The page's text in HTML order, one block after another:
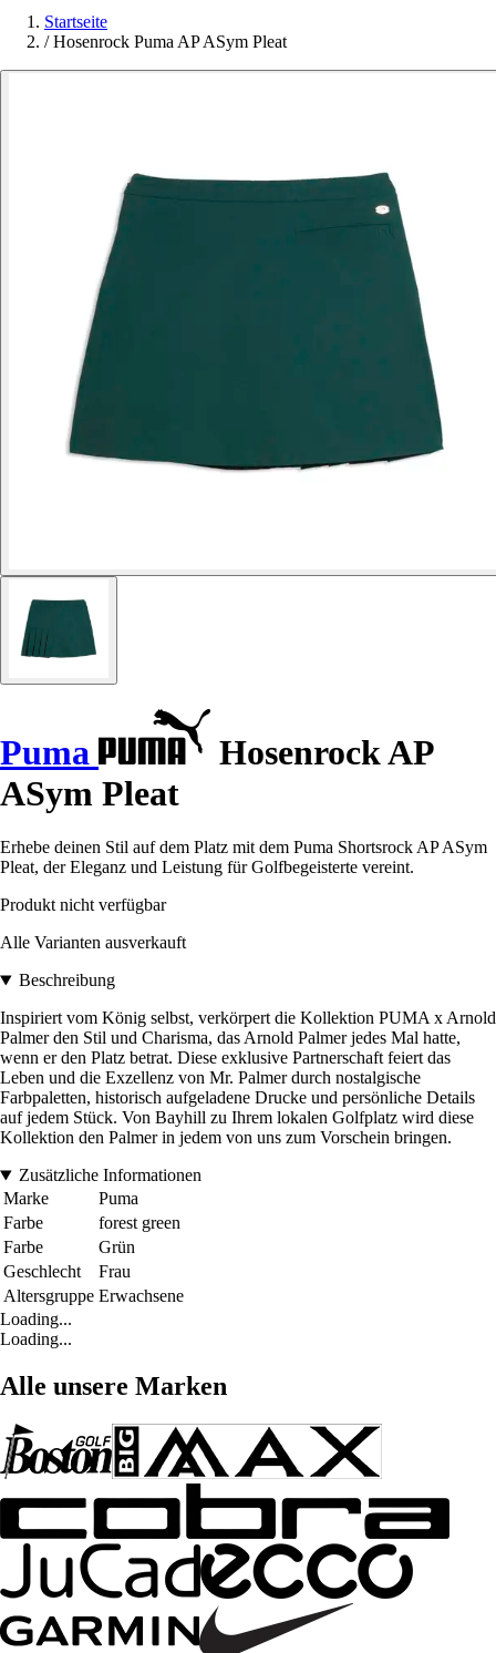
Startseite
/ Hosenrock Puma AP ASym Pleat
Puma
Hosenrock AP
ASym Pleat
Erhebe deinen Stil auf dem Platz mit dem Puma Shortsrock AP ASym
Pleat, der Eleganz und Leistung für Golfbegeisterte vereint.
Produkt nicht verfügbar
Alle Varianten ausverkauft
Beschreibung
Inspiriert vom König selbst, verkörpert die Kollektion PUMA x Arnold
Palmer den Stil und Charisma, das Arnold Palmer jedes Mal hatte,
wenn er den Platz betrat. Diese exklusive Partnerschaft feiert das
Leben und die Exzellenz von Mr. Palmer durch nostalgische
Farbpaletten, historisch aufgeladene Drucke und persönliche Details
auf jedem Stück. Von Bayhill zu Ihrem lokalen Golfplatz wird diese
Kollektion den Palmer in jedem von uns zum Vorschein bringen.
Zusätzliche Informationen
Marke
Puma
Farbe
forest green
Farbe
Grün
Geschlecht
Frau
Altersgruppe Erwachsene
Loading...
Loading...
Alle unsere Marken